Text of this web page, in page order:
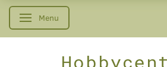
Skifte navigation
Menu